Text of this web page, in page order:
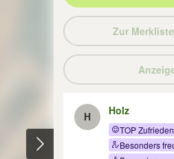
Zur
H Holz
TOP
Besonders